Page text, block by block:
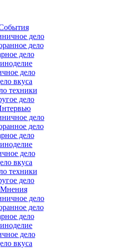
дело
дело
дело
дело
вкуса
техники
дело
дело
дело
дело
дело
вкуса
техники
дело
Мнения
дело
дело
дело
дело
вкуса